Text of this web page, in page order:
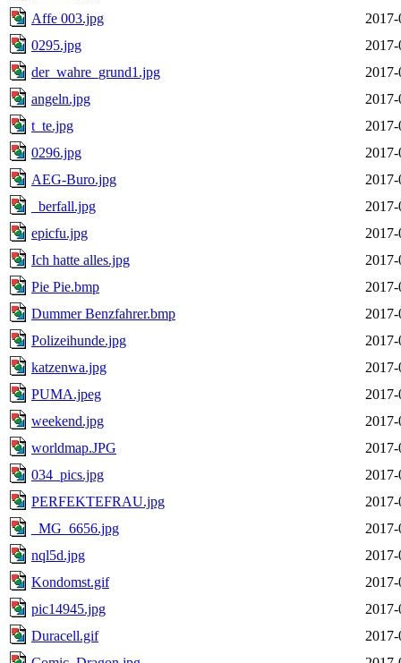
Affe 003.jpg
0295.jpg
der_wahre_grund1.jpg
angeln.jpg
t_te.jpg
0296.jpg
AEG-Buro.jpg
_berfall.jpg
epicfu.jpg
Ich hatte alles.jpg
Pie Pie.bmp
Dummer Benzfahrer.bmp
Polizeihunde.jpg
katzenwa.jpg
PUMA.jpeg
weekend.jpg
worldmap.JPG
034_pics.jpg
PERFEKTEFRAU.jpg
_MG_6656.jpg
nql5d.jpg
Kondomst.gif
pic14945.jpg
Duracell.gif